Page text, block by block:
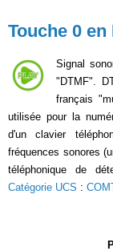
Touche 0 en
Signal
"DTMF".
français
utilisée pour la
d'un clavier
fréquences sonores
téléphonique de
Catégorie UCS :